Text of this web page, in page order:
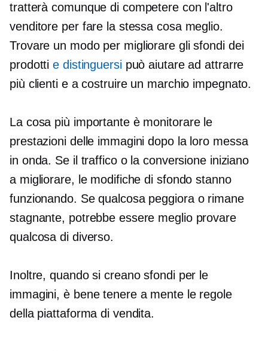
tratterà comunque di competere con l'altro
venditore per fare la stessa cosa meglio.
Trovare un modo per migliorare gli sfondi dei
prodottie distinguersipuò aiutare ad attrarre
più clienti e a costruire un marchio impegnato.
La cosa più importante è monitorare le
prestazioni delle immagini dopo la loro messa
in onda. Se il traffico o la conversione iniziano
a migliorare, le modifiche di sfondo stanno
funzionando. Se qualcosa peggiora o rimane
stagnante, potrebbe essere meglio provare
qualcosa di diverso.
Inoltre, quando si creano sfondi per le
immagini, è bene tenere a mente le regole
della piattaforma di vendita.